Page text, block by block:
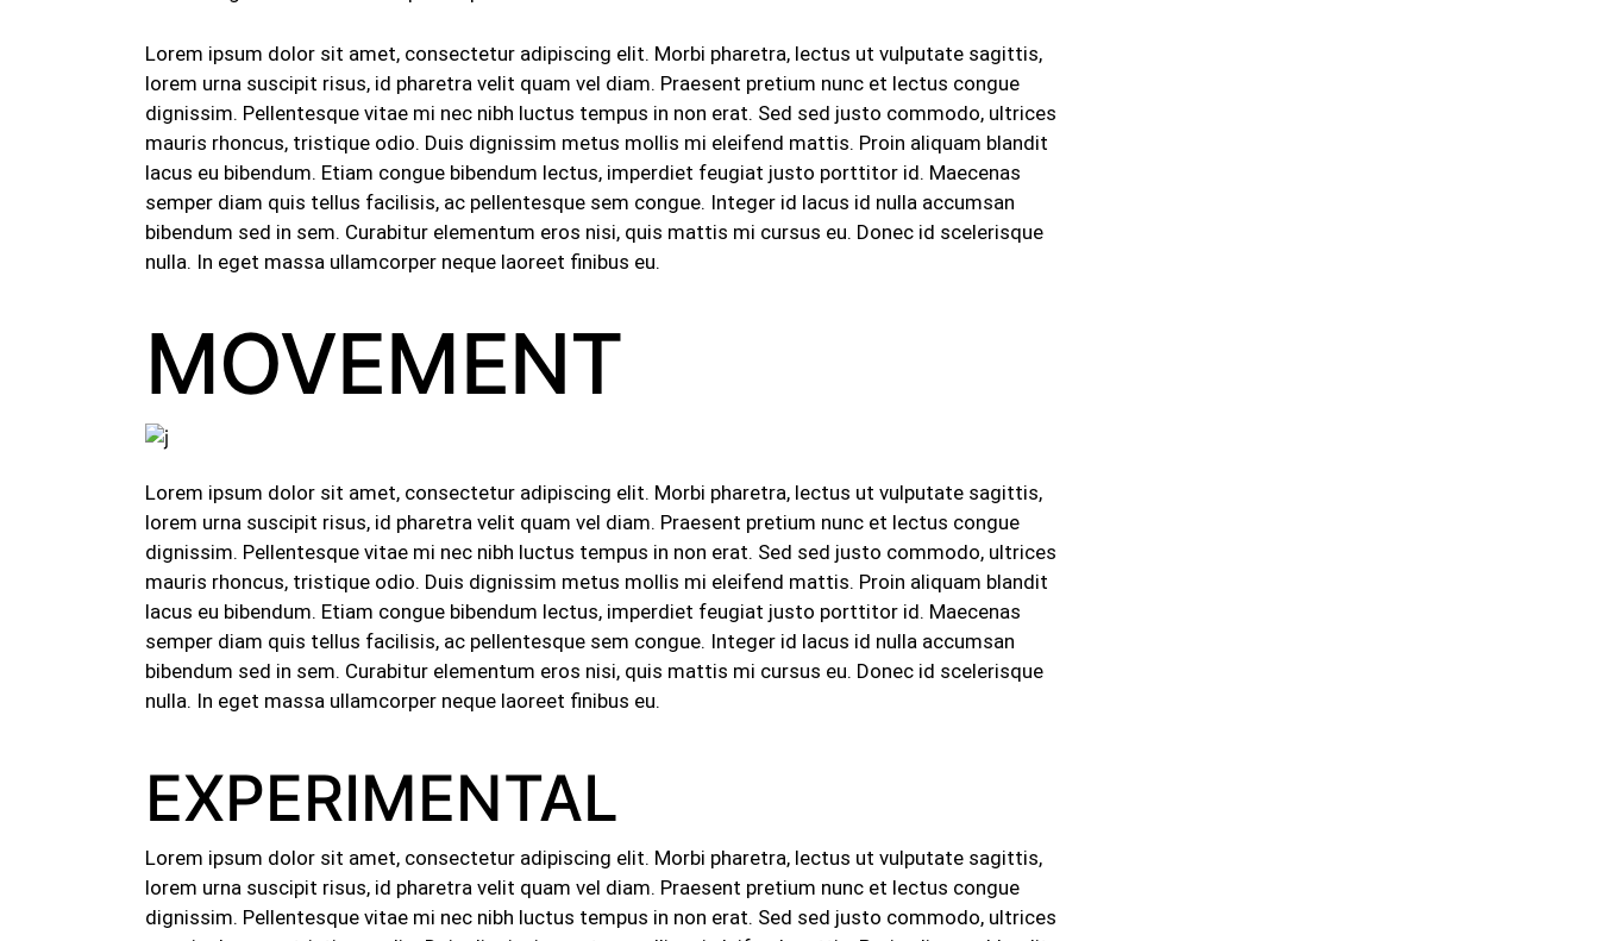
Lorem ipsum dolor sit amet, consectetur adipiscing elit. Morbi pharetra, lectus ut vulputate sagittis,
lorem urna suscipit risus, id pharetra velit quam vel diam. Praesent pretium nunc et lectus congue
dignissim. Pellentesque vitae mi nec nibh luctus tempus in non erat. Sed sed justo commodo, ultrices
mauris rhoncus, tristique odio. Duis dignissim metus mollis mi eleifend mattis. Proin aliquam blandit
lacus eu bibendum. Etiam congue bibendum lectus, imperdiet feugiat justo porttitor id. Maecenas
semper diam quis tellus facilisis, ac pellentesque sem congue. Integer id lacus id nulla accumsan
bibendum sed in sem. Curabitur elementum eros nisi, quis mattis mi cursus eu. Donec id scelerisque
nulla. In eget massa ullamcorper neque laoreet finibus eu.
MOVEMENT
Lorem ipsum dolor sit amet, consectetur adipiscing elit. Morbi pharetra, lectus ut vulputate sagittis,
lorem urna suscipit risus, id pharetra velit quam vel diam. Praesent pretium nunc et lectus congue
dignissim. Pellentesque vitae mi nec nibh luctus tempus in non erat. Sed sed justo commodo, ultrices
mauris rhoncus, tristique odio. Duis dignissim metus mollis mi eleifend mattis. Proin aliquam blandit
lacus eu bibendum. Etiam congue bibendum lectus, imperdiet feugiat justo porttitor id. Maecenas
semper diam quis tellus facilisis, ac pellentesque sem congue. Integer id lacus id nulla accumsan
bibendum sed in sem. Curabitur elementum eros nisi, quis mattis mi cursus eu. Donec id scelerisque
nulla. In eget massa ullamcorper neque laoreet finibus eu.
EXPERIMENTAL
Lorem ipsum dolor sit amet, consectetur adipiscing elit. Morbi pharetra, lectus ut vulputate sagittis,
lorem urna suscipit risus, id pharetra velit quam vel diam. Praesent pretium nunc et lectus congue
dignissim. Pellentesque vitae mi nec nibh luctus tempus in non erat. Sed sed justo commodo, ultrices